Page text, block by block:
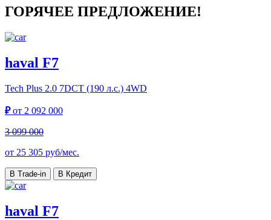
ГОРЯЧЕЕ ПРЕДЛОЖЕНИЕ!
haval F7
Tech Plus 2.0 7DCT (190 л.с.) 4WD
₽от 2 092 000
3 099 000
от 25 305 руб/мес.
В Trade-in В Кредит
haval F7